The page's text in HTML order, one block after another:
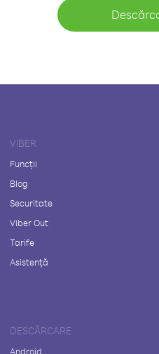
VIBER
Funcții
Blog
Securitate
Viber Out
Tarife
Asistență
DESCĂRCARE
Android